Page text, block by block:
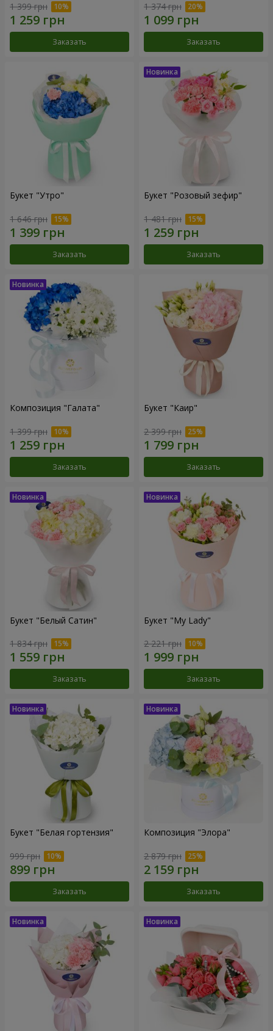
1 399 грн
Заказать
1 374 грн
Заказать
Букет "Утро"
1 646 грн
Заказать
Букет "Розовый зефир"
1 481 грн
Заказать
Композиция "Галата"
1 399 грн
Заказать
Букет "Каир"
2 399 грн
Заказать
Букет "Белый Сатин"
1 834 грн
Заказать
Букет "My Lady"
2 221 грн
Заказать
Букет "Белая гортензия"
999 грн
Заказать
Композиция "Элора"
2 879 грн
Заказать